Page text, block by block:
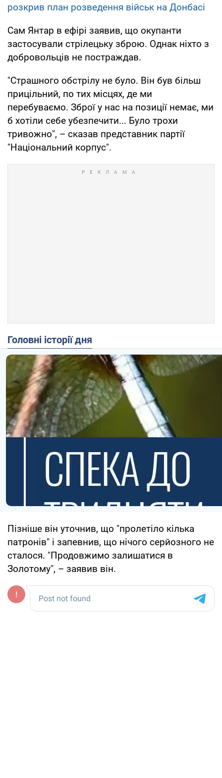
розкрив план розведення військ на Донбасі
Сам Янтар в ефірі заявив, що окупанти
застосували стрілецьку зброю. Однак ніхто з
добровольців не постраждав.
"Страшного обстрілу не було. Він був більш
прицільний, по тих місцях, де ми
перебуваємо. Зброї у нас на позиції немає, ми
б хотіли себе убезпечити... Було трохи
тривожно", – сказав представник партії
"Національний корпус".
Головні історії дня
Пізніше він уточнив, що "пролетіло кілька
патронів" і запевнив, що нічого серйозного не
сталося. "Продовжимо залишатися в
Золотому", – заявив він.